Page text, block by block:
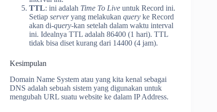
TTL: ini adalah Time To Live untuk Record ini.
Setiap serveryang melakukan query ke Record
akan di-query-kan setelah dalam waktu interval
ini. Idealnya TTL adalah 86400 (1 hari). TTL
tidak bisa diset kurang dari 14400 (4 jam).
Kesimpulan
Domain Name System atau yang kita kenal sebagai
DNS adalah sebuah sistem yang digunakan untuk
mengubah URL suatu website ke dalam IP Address.